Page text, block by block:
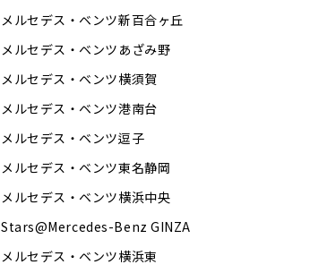
メルセデス・ベンツ新百合ヶ丘
メルセデス・ベンツあざみ野
メルセデス・ベンツ横須賀
メルセデス・ベンツ港南台
メルセデス・ベンツ逗子
メルセデス・ベンツ東名静岡
メルセデス・ベンツ横浜中央
Stars@Mercedes-Benz GINZA
メルセデス・ベンツ横浜東